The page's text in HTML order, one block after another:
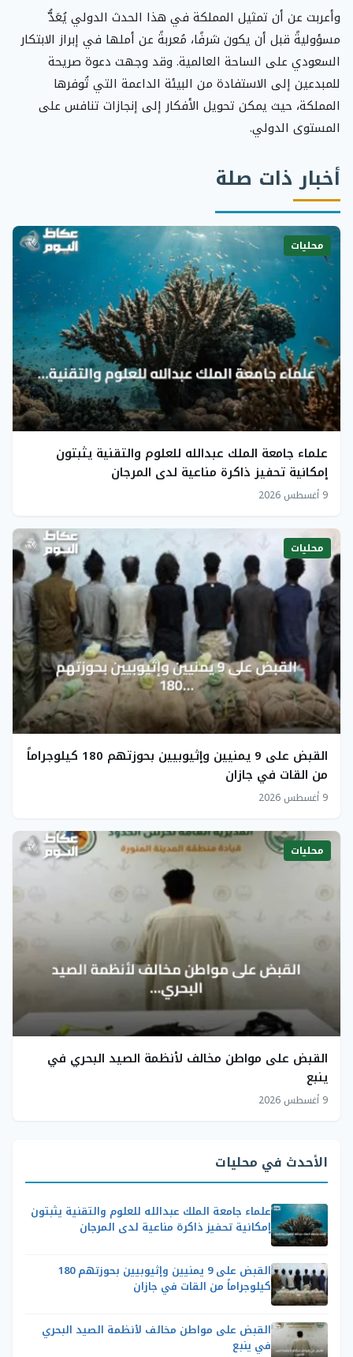
وأعربت عن أن تمثيل المملكة في هذا الحدث الدولي يُعَدُّ
مسؤوليةً قبل أن يكون شرفًا، مُعربةً عن أملها في إبراز الابتكار
السعودي على الساحة العالمية. وقد وجهت دعوة صريحة
للمبدعين إلى الاستفادة من البيئة الداعمة التي تُوفرها
المملكة، حيث يمكن تحويل الأفكار إلى إنجازات تنافس على
المستوى الدولي.
أخبار ذات صلة
محليات
علماء جامعة الملك عبدالله للعلوم والتقنية يثبتون
إمكانية تحفيز ذاكرة مناعية لدى المرجان
9 أغسطس 2026
محليات
القبض على 9 يمنيين وإثيوبيين بحوزتهم 180 كيلوجراماً
من القات في جازان
9 أغسطس 2026
محليات
القبض على مواطن مخالف لأنظمة الصيد البحري في
ينبع
9 أغسطس 2026
الأحدث في محليات
علماء جامعة الملك عبدالله للعلوم والتقنية يثبتون
إمكانية تحفيز ذاكرة مناعية لدى المرجان
القبض على 9 يمنيين وإثيوبيين بحوزتهم 180
كيلوجراماً من القات في جازان
القبض على مواطن مخالف لأنظمة الصيد البحري
في ينبع